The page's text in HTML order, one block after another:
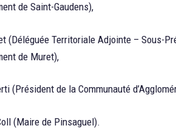
de Saint-Gaudens),
(Déléguée Territoriale Adjointe – Sous-
de Muret),
(Président de la Communauté
(Maire de Pinsaguel).